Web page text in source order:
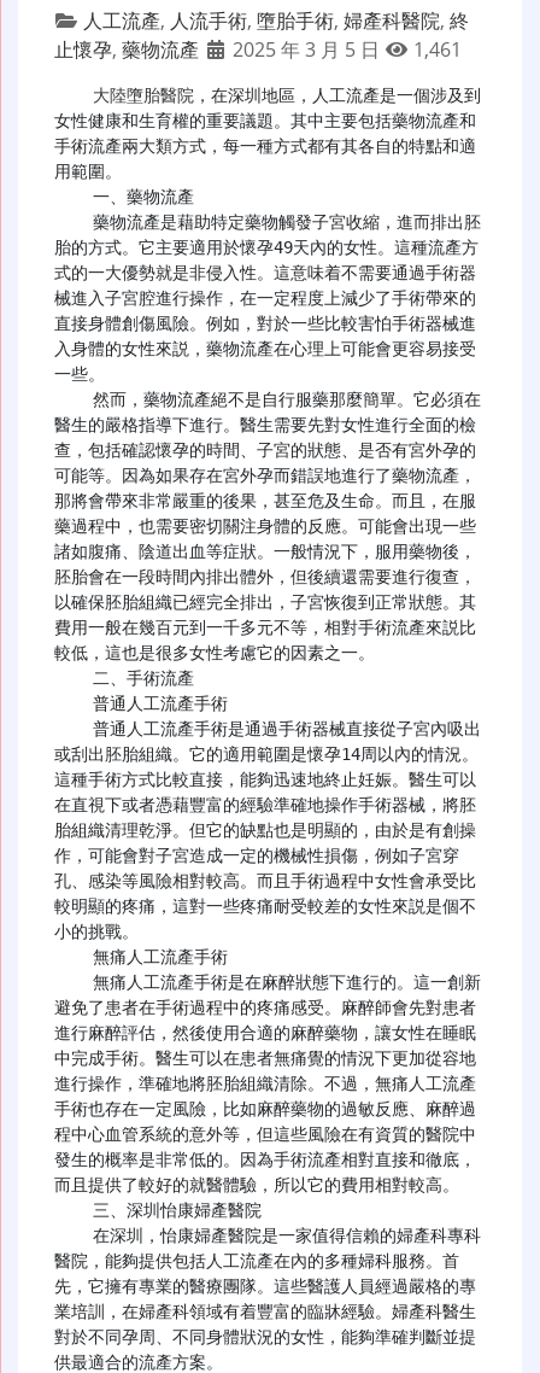
人工流產, 人流手術, 墮胎手術, 婦產科醫院, 終
止懷孕, 藥物流產 2025 年 3 月 5 日 1,461
大陸墮胎醫院 ，在深圳地區，人工流產是一個涉及到
女性健康和生育權的重要議題。其中主要包括藥物流產和
手術流產兩大類方式，每一種方式都有其各自的特點和適
用範圍。
胎的方式。它主要適用於懷孕49天內的女性。這種流產方
式的一大優勢就是非侵入性。這意味着不需要通過手術器
械進入子宮腔進行操作，在一定程度上減少了手術帶來的
直接身體創傷風險。例如，對於一些比較害怕手術器械進
入身體的女性來説，藥物流產在心理上可能會更容易接受
一些。
醫生的嚴格指導下進行。醫生需要先對女性進行全面的檢
查，包括確認懷孕的時間、子宮的狀態、是否有宮外孕的
可能等。因為如果存在宮外孕而錯誤地進行了藥物流產，
那將會帶來非常嚴重的後果，甚至危及生命。而且，在服
藥過程中，也需要密切關注身體的反應。可能會出現一些
諸如腹痛、陰道出血等症狀。一般情況下，服用藥物後，
胚胎會在一段時間內排出體外，但後續還需要進行復查，
以確保胚胎組織已經完全排出，子宮恢復到正常狀態。其
費用一般在幾百元到一千多元不等，相對手術流產來説比
較低，這也是很多女性考慮它的因素之一。
或刮出胚胎組織。它的適用範圍是懷孕14周以內的情況。
這種手術方式比較直接，能夠迅速地終止妊娠。醫生可以
在直視下或者憑藉豐富的經驗準確地操作手術器械，將胚
胎組織清理乾淨。但它的缺點也是明顯的，由於是有創操
作，可能會對子宮造成一定的機械性損傷，例如子宮穿
孔、感染等風險相對較高。而且手術過程中女性會承受比
較明顯的疼痛，這對一些疼痛耐受較差的女性來説是個不
小的挑戰。
避免了患者在手術過程中的疼痛感受。麻醉師會先對患者
進行麻醉評估，然後使用合適的麻醉藥物，讓女性在睡眠
中完成手術。醫生可以在患者無痛覺的情況下更加從容地
進行操作，準確地將胚胎組織清除。不過，無痛人工流產
手術也存在一定風險，比如麻醉藥物的過敏反應、麻醉過
程中心血管系統的意外等，但這些風險在有資質的醫院中
發生的概率是非常低的。因為手術流產相對直接和徹底，
而且提供了較好的就醫體驗，所以它的費用相對較高。
醫院，能夠提供包括人工流產在內的多種婦科服務。首
先，它擁有專業的醫療團隊。這些醫護人員經過嚴格的專
業培訓，在婦產科領域有着豐富的臨牀經驗。婦產科醫生
對於不同孕周、不同身體狀況的女性，能夠準確判斷並提
供最適合的流產方案。